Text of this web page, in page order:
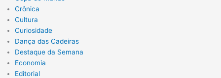
Crônica
Cultura
Curiosidade
Dança das Cadeiras
Destaque da Semana
Economia
Editorial